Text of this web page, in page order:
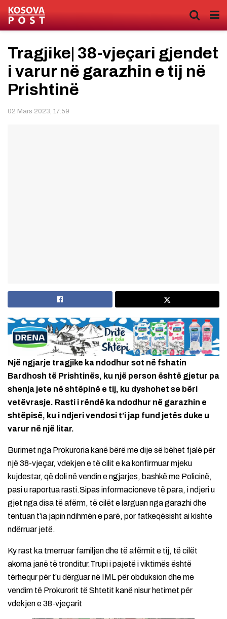
Tragjike| 38-vjeçari gjendet
i varur në garazhin e tij në
Prishtinë
02 Mars 2023, 17:59
Një ngjarje tragjike ka ndodhur sot në fshatin
Bardhosh të Prishtinës, ku një person është gjetur pa
shenja jete në shtëpinë e tij, ku dyshohet se bëri
vetëvrasje. Rasti i rëndë ka ndodhur në garazhin e
shtëpisë, ku i ndjeri vendosi t’i jap fund jetës duke u
varur në një litar.
Burimet nga Prokuroria kanë bërë me dije së bëhet fjalë për
një 38-vjeçar, vdekjen e të cilit e ka konfirmuar mjeku
kujdestar, që doli në vendin e ngjarjes, bashkë me Policinë,
pasi u raportua rasti.Sipas informacioneve të para, i ndjeri u
gjet nga disa të afërm, të cilët e larguan nga garazhi dhe
tentuan t’ia japin ndihmën e parë, por fatkeqësisht ai kishte
ndërruar jetë.
Ky rast ka tmerruar familjen dhe të afërmit e tij, të cilët
akoma janë të tronditur.Trupi i pajetë i viktimës është
tërhequr për t’u dërguar në IML për obduksion dhe me
vendim të Prokurorit të Shtetit kanë nisur hetimet për
vdekjen e 38-vjeçarit